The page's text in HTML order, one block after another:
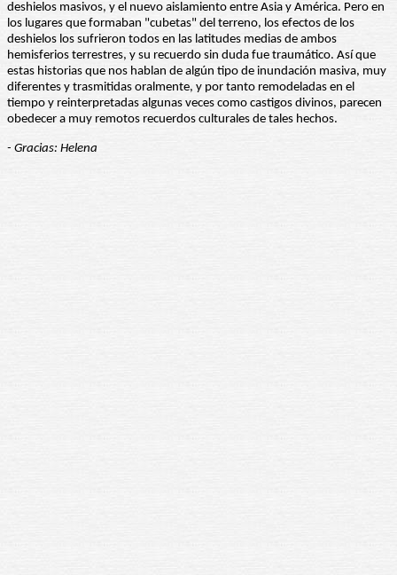
deshielos masivos, y el nuevo aislamiento entre Asia y América. Pero en
los lugares que formaban "cubetas" del terreno, los efectos de los
deshielos los sufrieron todos en las latitudes medias de ambos
hemisferios terrestres, y su recuerdo sin duda fue traumático. Así que
estas historias que nos hablan de algún tipo de inundación masiva, muy
diferentes y trasmitidas oralmente, y por tanto remodeladas en el
tiempo y reinterpretadas algunas veces como castigos divinos, parecen
obedecer a muy remotos recuerdos culturales de tales hechos.
- Gracias: Helena